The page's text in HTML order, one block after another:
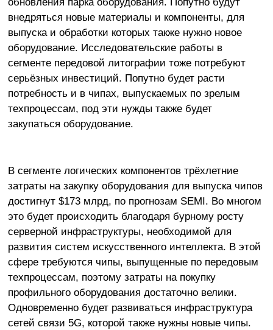
внедряться новые материалы и компоненты, для
выпуска и обработки которых также нужно новое
оборудование. Исследовательские работы в
сегменте передовой литографии тоже потребуют
серьёзных инвестиций. Попутно будет расти
потребность и в чипах, выпускаемых по зрелым
техпроцессам, под эти нужды также будет
закупаться оборудование.
В сегменте логических компонентов трёхлетние
затраты на закупку оборудования для выпуска чипов
достигнут $173 млрд, по прогнозам SEMI. Во многом
это будет происходить благодаря бурному росту
серверной инфраструктуры, необходимой для
развития систем искусственного интеллекта. В этой
сфере требуются чипы, выпущенные по передовым
техпроцессам, поэтому затраты на покупку
профильного оборудования достаточно велики.
Одновременно будет развиваться инфраструктура
сетей связи 5G, которой также нужны новые чипы.